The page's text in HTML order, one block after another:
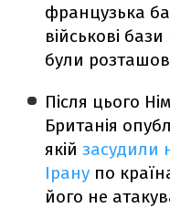
французька
військові
були
Після цього
Британія
якійзасудили
Ірану по
його не